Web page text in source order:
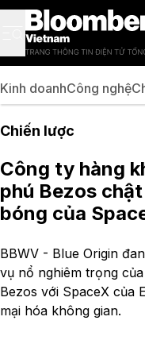
Kinh doanhCông nghệ
Chiến lược
Công ty hàng
phú Bezos
bóng của
BBWV - Blue Origin
vụ nổ nghiêm trọng
Bezos với SpaceX của
mại hóa không gian.